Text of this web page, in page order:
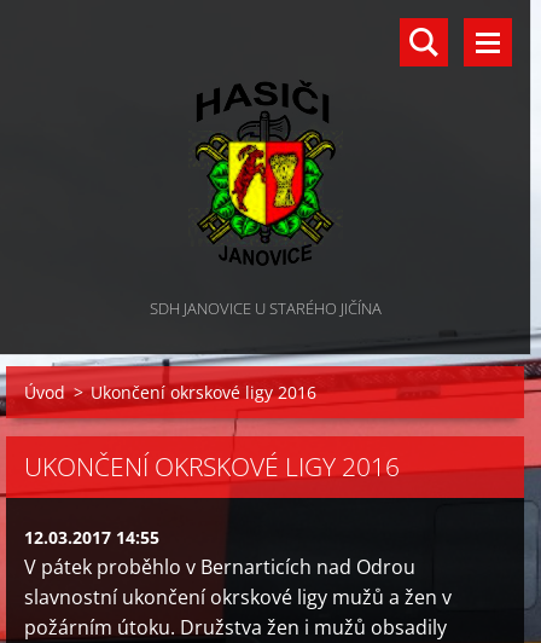
SDH JANOVICE U STARÉHO JIČÍNA
Úvod > Ukončení okrskové ligy 2016
UKONČENÍ OKRSKOVÉ LIGY 2016
12.03.2017 14:55
V pátek proběhlo v Bernarticích nad Odrou
slavnostní ukončení okrskové ligy mužů a žen v
požárním útoku. Družstva žen i mužů obsadily